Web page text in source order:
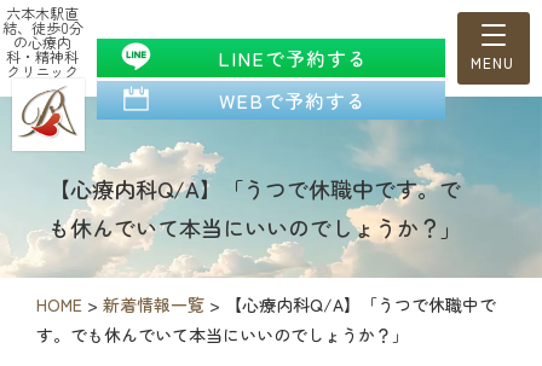
六本木駅直
結、徒歩0分
の心療内
科・精神科
クリニック
LINEで予約する
WEBで予約する
【心療内科Q/A】「うつで休職中です。で
も休んでいて本当にいいのでしょうか？」
HOME > 新着情報一覧 >
【心療内科Q/A】「うつで休職中で
す。でも休んでいて本当にいいのでしょうか？」